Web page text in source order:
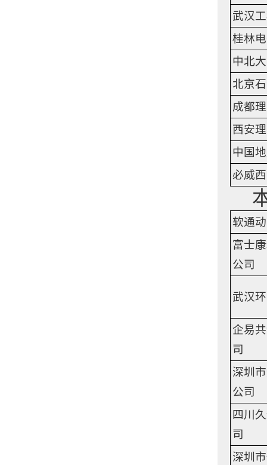
武汉
桂林
中北
北京
成都
西安
中国
必威
软通
富士
公司
武汉
企易
司
深圳
公司
四川
司
深圳